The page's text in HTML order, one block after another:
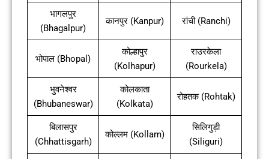
भागलपुर
(Bhagalpur)
कानपुर (Kanpur) रांची (Ranchi)
भोपाल (Bhopal)
कोल्हापुर
(Kolhapur)
राउरकेला
(Rourkela)
भुवनेश्वर
(Bhubaneswar)
कोलकाता
(Kolkata)
रोहतक (Rohtak)
बिलासपुर
(Chhattisgarh)
कोल्लम (Kollam)
सिलिगुड़ी
(Siliguri)